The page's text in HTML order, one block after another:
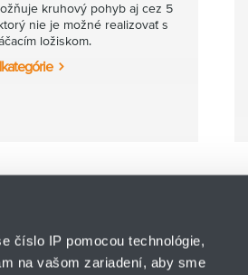
číslo IP pomocou technológie,
na vašom zariadení, aby sme
kruhový pohyb aj cez 5
nie je možné realizovať s
ložiskom.